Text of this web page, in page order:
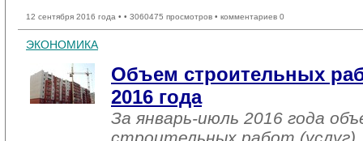
12 сентября 2016 года • • 3060475 просмотров • комментариев 0
ЭКОНОМИКА
Объем строительных
2016 года
За январь-июль 2016 года